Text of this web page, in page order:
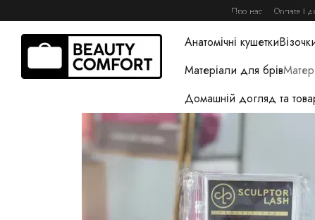
Про нас Оплата і
Книги, журнали, гайди
Анатомічні кушетки
Матеріали для брів
Домашній догляд та